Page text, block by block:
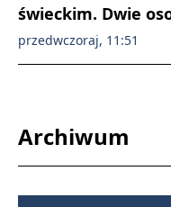
świeckim. Dwie
przedwczoraj, 11:51
Archiwum